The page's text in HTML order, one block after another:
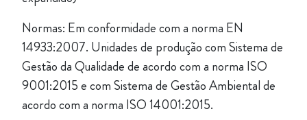
Normas: Em conformidade com a norma EN
14933:2007. Unidades de produção com Sistema de
Gestão da Qualidade de acordo com a norma ISO
9001:2015 e com Sistema de Gestão Ambiental de
acordo com a norma ISO 14001:2015.